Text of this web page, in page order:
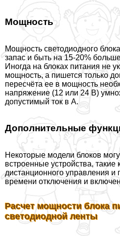
Мощность
Мощность светодиодного
запас и быть на 15-20%
Иногда на блоках питания не
мощность, а пишется только
пересчёта ее в мощность
напряжение (12 или 24 В)
допустимый ток в А.
Дополнительные
Некоторые модели блоков
встроенные устройства,
дистанционного управления
времени отключения и
Расчет мощности блока
светодиодной ленты